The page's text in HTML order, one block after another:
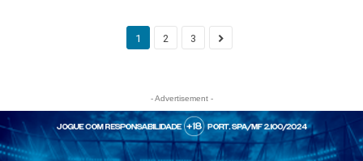
1 2 3
- Advertisement -